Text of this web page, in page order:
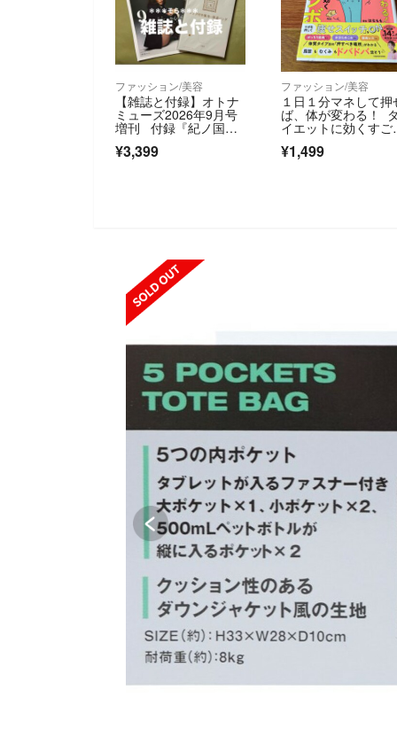
ファッション/美容
【雑誌と付録】オトナ
ミューズ2026年9月号
増刊 付録『紀ノ国屋
付き保冷保温バッグ』
¥3,399
ファッション/美容
１日１分マネして押
ば、体が変わる！
イエットに効くすご
¥1,499